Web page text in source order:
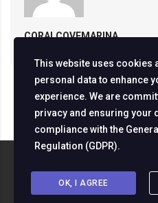
CORALCOVEMARINA
This website uses cookies
personal data to enhance
experience. We are
privacy and ensuring your
compliance with the
Regulation (GDPR).
OK, I AGREE